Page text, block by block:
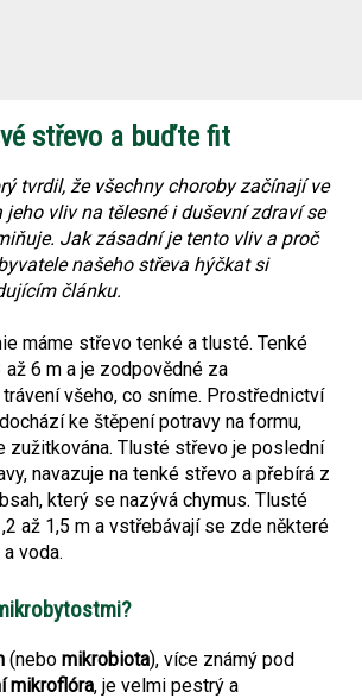
střevo a buďte fit
tvrdil, že všechny choroby začínají ve
jeho vliv na tělesné i duševní zdraví se
Jak zásadní je tento vliv a proč
našeho střeva hýčkat si
článku.
máme střevo tenké a tlusté. Tenké
6 m a je zodpovědné za
všeho, co sníme. Prostřednictví
ke štěpení potravy na formu,
zužitkována. Tlusté střevo je poslední
navazuje na tenké střevo a přebírá z
který se nazývá chymus. Tlusté
až 1,5 m a vstřebávají se zde některé
voda.
(nebo mikrobiota), více známý pod
mikroflóra, je velmi pestrý a